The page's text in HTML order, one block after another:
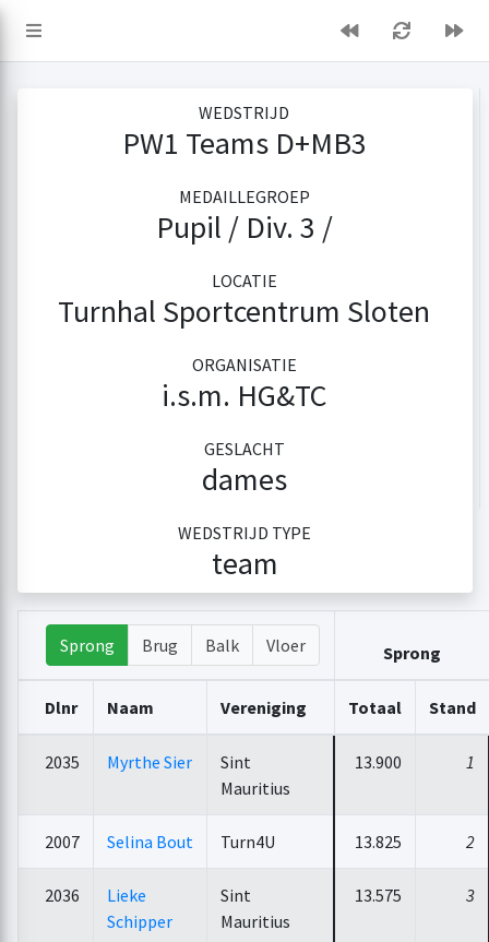
WEDSTRIJD
PW1 Teams D+MB3
MEDAILLEGROEP
Pupil / Div. 3 /
LOCATIE
Turnhal Sportcentrum Sloten
ORGANISATIE
i.s.m. HG&TC
GESLACHT
dames
WEDSTRIJD TYPE
team
Sprong Brug Balk Vloer Sprong
Dlnr Naam Vereniging Totaal Stand
2035 Myrthe Sier
Sint
Mauritius
13.900 1
2007 Selina Bout Turn4U 13.825 2
2036
Lieke
Schipper
Sint
Mauritius
13.575 3